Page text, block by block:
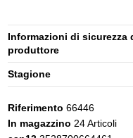
Informazioni di sicurezza
produttore
Stagione
Riferimento 66446
In magazzino 24 Articoli